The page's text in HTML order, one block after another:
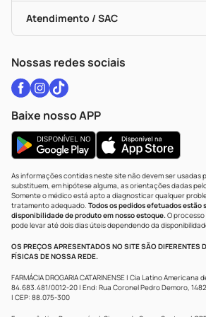
Bulas De A A Z
Políticas De Marketplace
Autoteste Covid-19
Vacinas
Certificado De Segurança
Portal Da Privacidade
Atendimento / SAC
WhatsApp (47) 9202-1687
Nossas redes sociais
Baixe nosso APP
As informações contidas neste site não devem ser usadas
substituem, em hipótese alguma, as orientações dadas
Somente o médico está apto a diagnosticar qualquer
tratamento adequado. Todos os pedidos efetuados
disponibilidade de produto em nosso estoque.O
pode levar até dois dias úteis dependendo da
OS PREÇOS APRESENTADOS NO SITE SÃO DIFERENTES
FÍSICAS DE NOSSA REDE.
FARMÁCIA DROGARIA CATARINENSE | Cia Latino
84.683.481/0012-20 | End: Rua Coronel Pedro Demoro,
| CEP: 88.075-300